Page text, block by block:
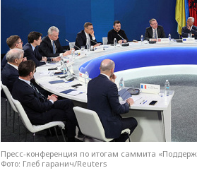
Пресс-конференция по итогам саммита
Фото: Глеб гаранич/Reuters